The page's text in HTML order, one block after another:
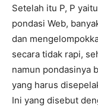
Setelah itu P, P
pondasi Web,
dan
secara tidak rapi,
namun pondasinya
yang harus
Ini yang disebut